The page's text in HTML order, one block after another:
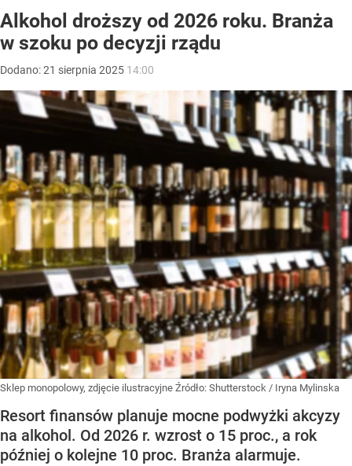
Alkohol droższy od 2026 roku. Branża
w szoku po decyzji rządu
Dodano:21 sierpnia 2025 14:00
Sklep monopolowy, zdjęcie ilustracyjne Źródło: Shutterstock / Iryna Mylinska
Resort finansów planuje mocne podwyżki akcyzy
na alkohol. Od 2026 r. wzrost o 15 proc., a rok
później o kolejne 10 proc. Branża alarmuje.